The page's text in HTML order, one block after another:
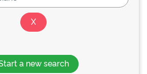
a new search